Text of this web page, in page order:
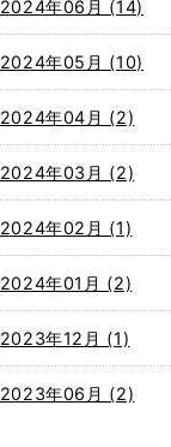
2024年06月 (14)
2024年05月 (10)
2024年04月 (2)
2024年03月 (2)
2024年02月 (1)
2024年01月 (2)
2023年12月 (1)
2023年06月 (2)